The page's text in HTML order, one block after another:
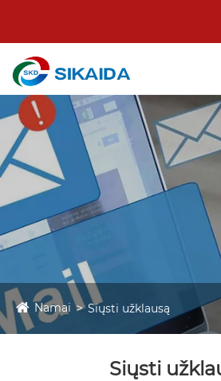
Namai Siųsti užklausą
Siųsti